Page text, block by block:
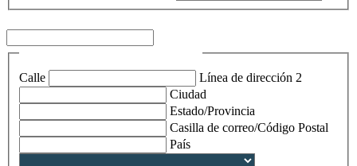
Calle
Línea de dirección 2
Ciudad
Estado/Provincia
Casilla de correo/Código Postal
País